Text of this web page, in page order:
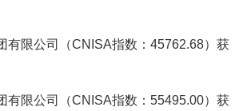
有限公司（CNISA指数：45762.68）获
有限公司（CNISA指数：55495.00）获